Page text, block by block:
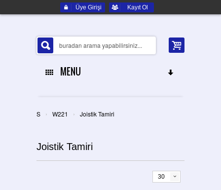
Üye Girişi Kayıt Ol
MENU
ELEKTRONIK YEDEK PARÇA
S › W221 › Joistik Tamiri
Joistik Tamiri
30